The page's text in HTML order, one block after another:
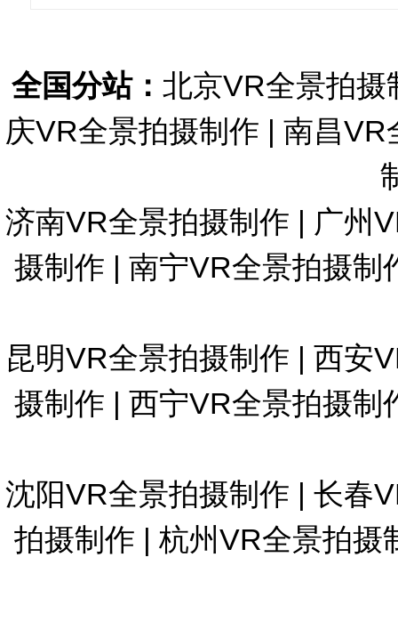
全国分站： 北京VR全景拍摄
庆VR全景拍摄制作 | 南昌VR
济南VR全景拍摄制作 | 广州
摄制作 | 南宁VR全景拍摄制
昆明VR全景拍摄制作 | 西安
摄制作 | 西宁VR全景拍摄制
沈阳VR全景拍摄制作 | 长春
拍摄制作 | 杭州VR全景拍摄